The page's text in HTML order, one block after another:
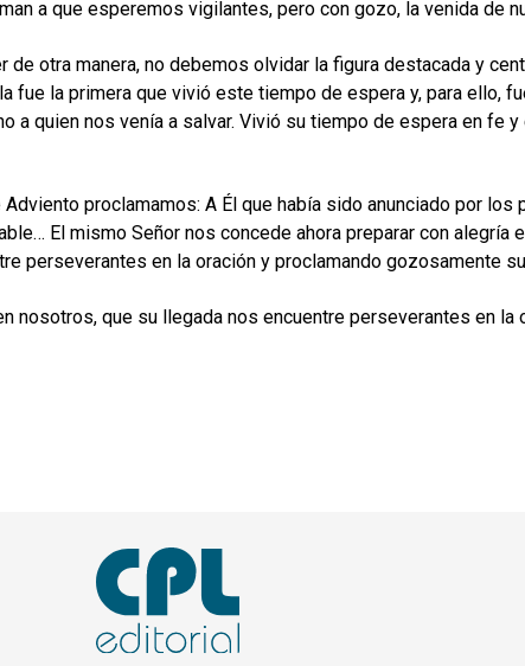
a que esperemos vigilantes, pero con gozo, la venida de
de otra manera, no debemos olvidar la figura destacada y
fue la primera que vivió este tiempo de espera y, para ello,
a quien nos venía a salvar. Vivió su tiempo de espera en fe
proclamamos: A Él que había sido anunciado por
El mismo Señor nos concede ahora preparar con alegría
perseverantes en la oración y proclamando gozosamente
nosotros, que su llegada nos encuentre perseverantes en